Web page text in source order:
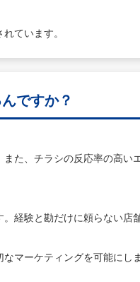
ています。
ですか？
た、チラシの反応率の高い
経験と勘だけに頼らない店
マーケティングを可能にしま